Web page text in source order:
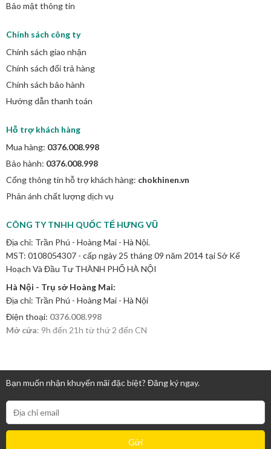
Bảo mật thông tin
Chính sách công ty
Chính sách giao nhận
Chính sách đổi trả hàng
Chính sách bảo hành
Hướng dẫn thanh toán
Hỗ trợ khách hàng
Mua hàng: 0376.008.998
Bảo hành: 0376.008.998
Cổng thông tin hỗ trợ khách hàng: chokhinen.vn
Phản ánh chất lượng dịch vụ
CÔNG TY TNHH QUỐC TẾ HƯNG VŨ
Địa chỉ: Trần Phú - Hoàng Mai - Hà Nội.
MST: 0108054307 - cấp ngày 25 tháng 09 năm 2014 tại Sở Kế
Hoạch Và Đầu Tư THÀNH PHỐ HÀ NỘI
Hà Nội - Trụ sở Hoàng Mai:
Địa chỉ: Trần Phú - Hoàng Mai - Hà Nội
Điện thoại: 0376.008.998
Mở cửa: 9h đến 21h từ thứ 2 đến CN
Bạn muốn nhận khuyến mãi đặc biệt? Đăng ký ngay.